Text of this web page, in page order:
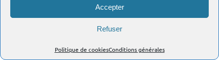
Accepter
Refuser
Politique de cookiesConditions générales
– Entre la croix des Chenêts et le pont 44.
– Entre le pont 44 et un petit plateau.
– Entre un petit plateau et la route départementale 7,
– Entre la rive gauche des Petites Usses et le chemin de